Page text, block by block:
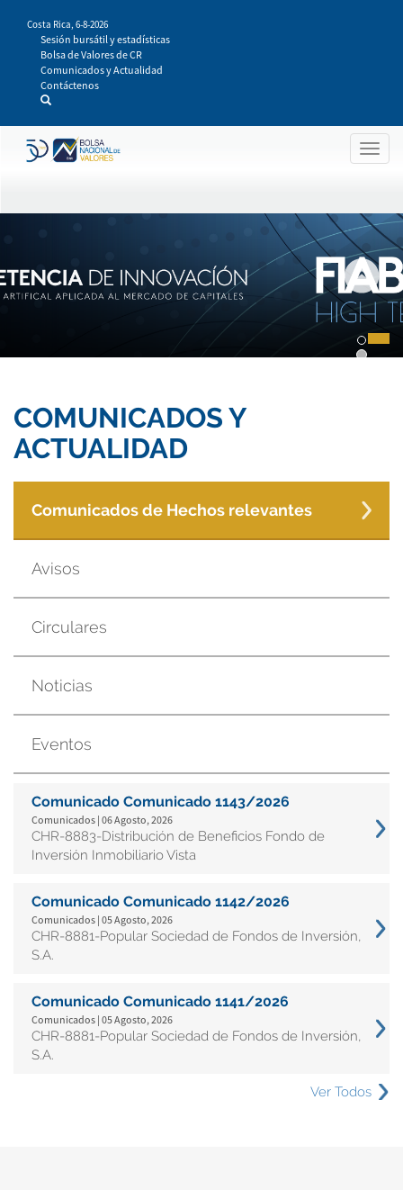
contenido
principal
Costa Rica, 6-8-2026
Sesión bursátil y estadísticas
Bolsa de Valores de CR
Comunicados y Actualidad
Contáctenos
COMUNICADOS Y
ACTUALIDAD
Comunicados de Hechos relevantes
Avisos
Circulares
Noticias
Eventos
Comunicado Comunicado 1143/2026
Comunicados | 06 Agosto, 2026
CHR-8883-Distribución de Beneficios Fondo de
Inversión Inmobiliario Vista
Comunicado Comunicado 1142/2026
Comunicados | 05 Agosto, 2026
CHR-8881-Popular Sociedad de Fondos de Inversión,
S.A.
Comunicado Comunicado 1141/2026
Comunicados | 05 Agosto, 2026
CHR-8881-Popular Sociedad de Fondos de Inversión,
S.A.
Ver Todos